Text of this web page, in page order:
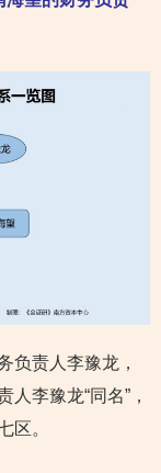
负责人李豫龙，
李豫龙“同名”，
区。